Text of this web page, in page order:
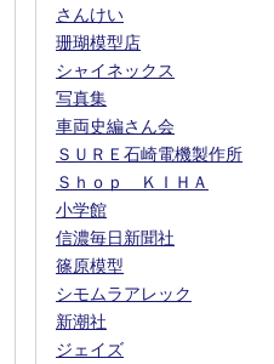
さんけい
珊瑚模型店
シャイネックス
写真集
車両史編さん会
ＳＵＲＥ石崎電機製作所
Ｓｈｏｐ ＫＩＨＡ
小学館
信濃毎日新聞社
篠原模型
シモムラアレック
新潮社
ジェイズ